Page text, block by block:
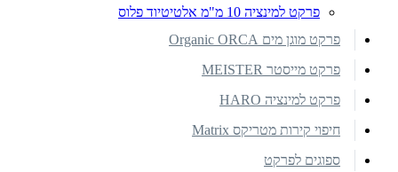
פרקט למינציה 10 מ"מ אלטיטיוד פלוס
פרקט מוגן מים Organic ORCA
פרקט מייסטר MEISTER
פרקט למינציה HARO
חיפוי קירות מטריקס Matrix
ספוגים לפרקט